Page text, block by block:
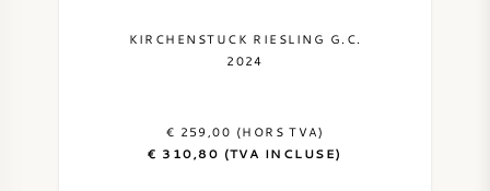
KIRCHENSTUCK RIESLING G.C.
2024
€ 259,00 (HORS TVA)
€ 310,80 (TVA INCLUSE)